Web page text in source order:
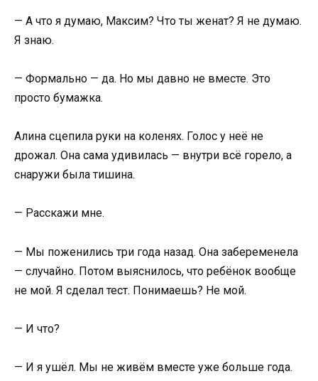
— А что я думаю, Максим? Что ты женат? Я не думаю.
Я знаю.
— Формально — да. Но мы давно не вместе. Это
просто бумажка.
Алина сцепила руки на коленях. Голос у неё не
дрожал. Она сама удивилась — внутри всё горело, а
снаружи была тишина.
— Расскажи мне.
— Мы поженились три года назад. Она забеременела
— случайно. Потом выяснилось, что ребёнок вообще
не мой. Я сделал тест. Понимаешь? Не мой.
— И что?
— И я ушёл. Мы не живём вместе уже больше года.